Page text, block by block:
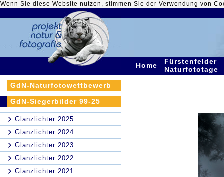
Wenn Sie diese Website nutzen, stimmen Sie der Verwendung von
Home
Fürstenfelder
Naturfototage
GdN-Naturfotowettbewerb
GdN-Siegerbilder 99-25
Glanzlichter 2025
Glanzlichter 2024
Glanzlichter 2023
Glanzlichter 2022
Glanzlichter 2021